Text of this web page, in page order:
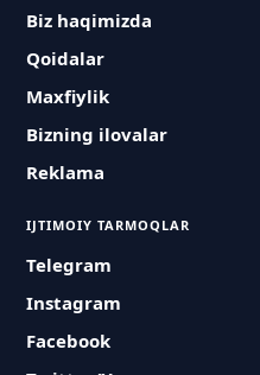
Biz haqimizda
Qoidalar
Maxfiylik
Bizning ilovalar
Reklama
IJTIMOIY TARMOQLAR
Telegram
Instagram
Facebook